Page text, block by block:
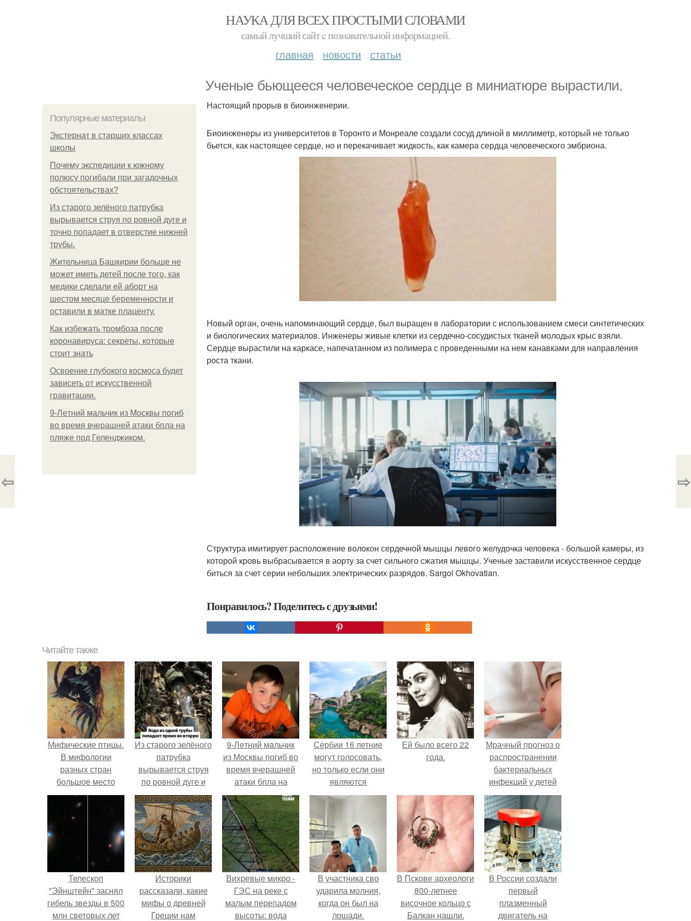
НАУКА ДЛЯ ВСЕХ ПРОСТЫМИ СЛОВАМИ
самый лучший сайт c познавательной информацией.
главная новости статьи
Ученые бьющееся человеческое сердце в миниатюре вырастили.
Популярные материалы
Экстернат в старших классах
школы
Почему экспедиции к южному
полюсу погибали при загадочных
обстоятельствах?
Из старого зелёного патрубка
вырывается струя по ровной дуге и
точно попадает в отверстие нижней
трубы.
Жительница Башкирии больше не
может иметь детей после того, как
медики сделали ей аборт на
шестом месяце беременности и
оставили в матке плаценту.
Как избежать тромбоза после
коронавируса: секреты, которые
стоит знать
Освоение глубокого космоса будет
зависеть от искусственной
гравитации.
9-Лeтний мaльчик из Москвы погиб
во время вчерашней атаки бпла на
пляже под Геленджиком.
Настоящий прорыв в биоинженерии.
Биоинженеры из университетов в Торонто и Монреале создали сосуд длиной в миллиметр, который не только
бьется, как настоящее сердце, но и перекачивает жидкость, как камера сердца человеческого эмбриона.
Новый орган, очень напоминающий сердце, был выращен в лаборатории с использованием смеси синтетических
и биологических материалов. Инженеры живые клетки из сердечно-сосудистых тканей молодых крыс взяли.
Сердце вырастили на каркасе, напечатанном из полимера с проведенными на нем канавками для направления
роста ткани.
Структура имитирует расположение волокон сердечной мышцы левого желудочка человека - большой камеры, из
которой кровь выбрасывается в аорту за счет сильного сжатия мышцы. Ученые заставили искусственное сердце
биться за счет серии небольших электрических разрядов. Sargol Okhovatian.
Понравилось? Поделитесь с друзьями!
⇦ ⇨
Читайте также
Мифические птицы.
В мифологии
разных стран
большое место
занимают образы
птиц.
Из старого зелёного
патрубка
вырывается струя
по ровной дуге и
точно попадает в
отверстие нижней
трубы.
9-Лeтний мaльчик
из Москвы погиб во
время вчерашней
атаки бпла на
пляже под
Геленджиком.
Сербии 16 летние
могут голосовать,
но только если они
являются
работающими
людьми.
Ей было всего 22
года.
Мрачный прогноз о
распространении
бактериальных
инфекций у детей
вышел.
Телескоп
"Эйнштейн" заснял
гибель звезды в 500
млн световых лет
Историки
рассказали, какие
мифы о древней
Греции нам
Вихревые микро -
ГЭС на реке с
малым перепадом
высоты: вода
В участника сво
ударила молния,
когда он был на
лошади.
В Пскове археологи
800-летнее
височное кольцо с
Балкан нашли.
В России создали
первый
плазменный
двигатель на